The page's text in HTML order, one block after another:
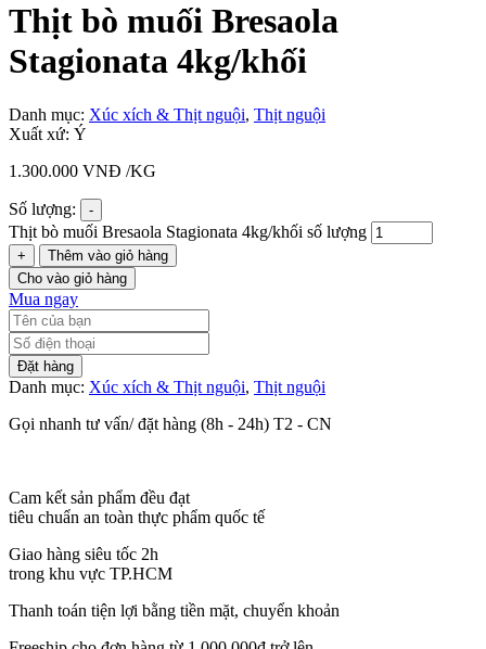
Thịt bò muối Bresaola
Stagionata 4kg/khối
Danh mục: Xúc xích & Thịt nguội, Thịt nguội
Xuất xứ: Ý
1.300.000 VNĐ /KG
Số lượng: -
Thịt bò muối Bresaola Stagionata 4kg/khối số lượng
+
Thêm vào giỏ hàng
Cho vào giỏ hàng
Mua ngay
Đặt hàng
Danh mục: Xúc xích & Thịt nguội, Thịt nguội
Gọi nhanh tư vấn/ đặt hàng (8h - 24h) T2 - CN
Cam kết sản phẩm đều đạt
tiêu chuẩn an toàn thực phẩm quốc tế
Giao hàng siêu tốc 2h
trong khu vực TP.HCM
Thanh toán tiện lợi bằng tiền mặt, chuyển khoản